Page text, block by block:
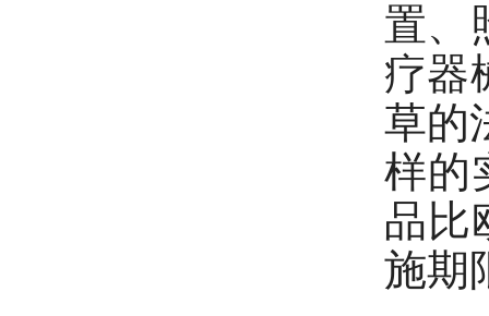
置、
疗器
草的
样的
品比
施期